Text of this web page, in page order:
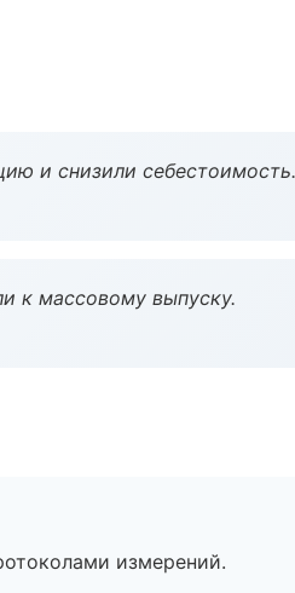
и снизили себестоимость.
к массовому выпуску.
измерений.